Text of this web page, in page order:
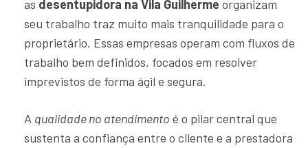
as desentupidora na Vila Guilherme organizam
seu trabalho traz muito mais tranquilidade para o
proprietário. Essas empresas operam com fluxos de
trabalho bem definidos, focados em resolver
imprevistos de forma ágil e segura.
A qualidade no atendimento é o pilar central que
sustenta a confiança entre o cliente e a prestadora